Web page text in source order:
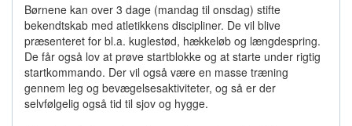
Børnene kan over 3 dage (mandag til onsdag) stifte
bekendtskab med atletikkens discipliner. De vil blive
præsenteret for bl.a. kuglestød, hækkeløb og længdespring.
De får også lov at prøve startblokke og at starte under rigtig
startkommando. Der vil også være en masse træning
gennem leg og bevægelsesaktiviteter, og så er der
selvfølgelig også tid til sjov og hygge.